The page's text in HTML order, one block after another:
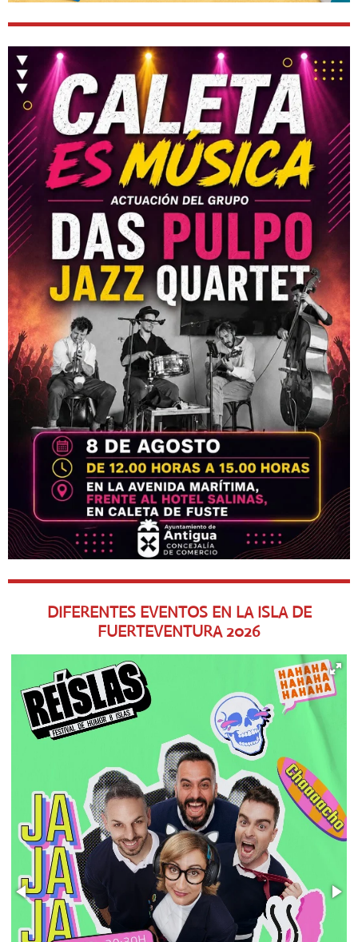
DIFERENTES EVENTOS EN LA ISLA DE
FUERTEVENTURA2026